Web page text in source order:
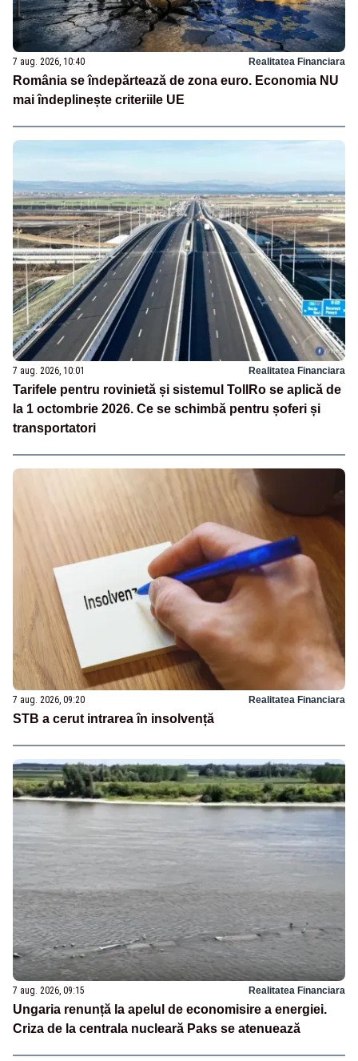
7 aug. 2026, 10:40 Realitatea Financiara
România se îndepărtează de zona euro. Economia NU
mai îndeplinește criteriile UE
7 aug. 2026, 10:01 Realitatea Financiara
Tarifele pentru rovinietă și sistemul TollRo se aplică de
la 1 octombrie 2026. Ce se schimbă pentru șoferi și
transportatori
7 aug. 2026, 09:20 Realitatea Financiara
STB a cerut intrarea în insolvență
7 aug. 2026, 09:15 Realitatea Financiara
Ungaria renunță la apelul de economisire a energiei.
Criza de la centrala nucleară Paks se atenuează